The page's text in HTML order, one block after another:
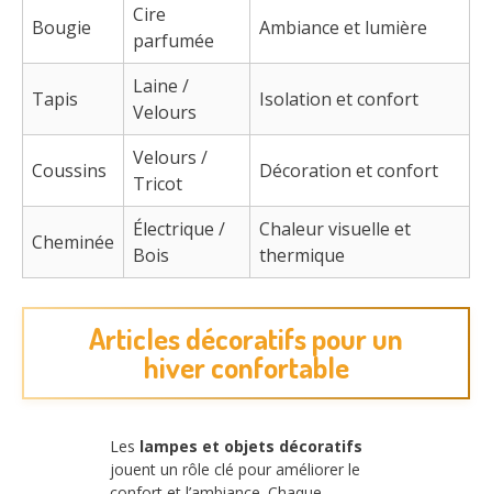
Bougie
Cire
parfumée
Ambiance et lumière
Tapis
Laine /
Velours
Isolation et confort
Coussins
Velours /
Tricot
Décoration et confort
Cheminée
Électrique /
Bois
Chaleur visuelle et
thermique
Articles décoratifs pour un
hiver confortable
Les lampes et objets décoratifs
jouent un rôle clé pour améliorer le